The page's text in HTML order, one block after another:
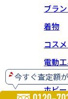
ブラ
着物
コス
電動
ホビ